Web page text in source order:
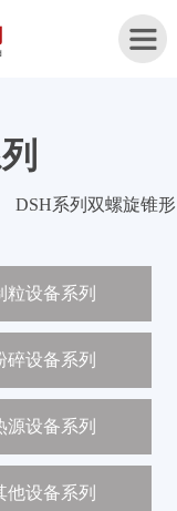
DSH系列双螺旋锥形
粒设备系列
碎设备系列
源设备系列
他设备系列